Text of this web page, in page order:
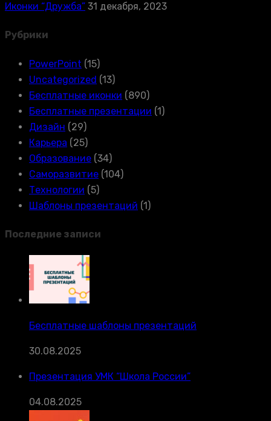
Иконки “Дружба” 31 декабря, 2023
Рубрики
PowerPoint (15)
Uncategorized (13)
Бесплатные иконки (890)
Бесплатные презентации (1)
Дизайн (29)
Карьера (25)
Образование (34)
Саморазвитие (104)
Технологии (5)
Шаблоны презентаций (1)
Последние записи
Бесплатные шаблоны презентаций
30.08.2025
Презентация УМК “Школа России”
04.08.2025